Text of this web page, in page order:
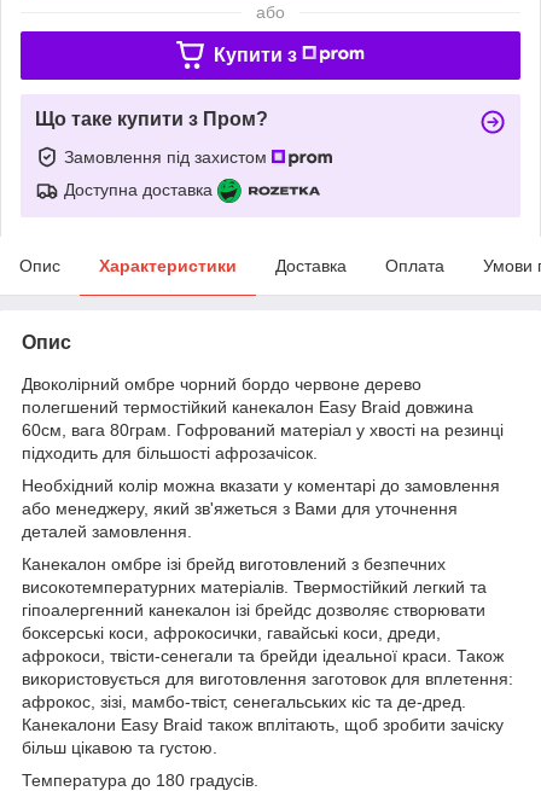
або
Купити з
Що таке купити з Пром?
Замовлення під захистом
Доступна доставка
Опис Характеристики Доставка Оплата Умови
Опис
Двоколірний омбре чорний бордо червоне дерево
полегшений термостійкий канекалон Easy Braid довжина
60см, вага 80грам. Гофрований матеріал у хвості на резинці
підходить для більшості афрозачісок.
Необхідний колір можна вказати у коментарі до замовлення
або менеджеру, який зв'яжеться з Вами для уточнення
деталей замовлення.
Канекалон омбре ізі брейд виготовлений з безпечних
високотемпературних матеріалів. Твермостійкий легкий та
гіпоалергенний канекалон ізі брейдс дозволяє створювати
боксерські коси, афрокосички, гавайські коси, дреди,
афрокоси, твісти-сенегали та брейди ідеальної краси. Також
використовується для виготовлення заготовок для вплетення:
афрокос, зізі, мамбо-твіст, сенегальських кіс та де-дред.
Канекалони Easy Braid також вплітають, щоб зробити зачіску
більш цікавою та густою.
Температура до 180 градусів.